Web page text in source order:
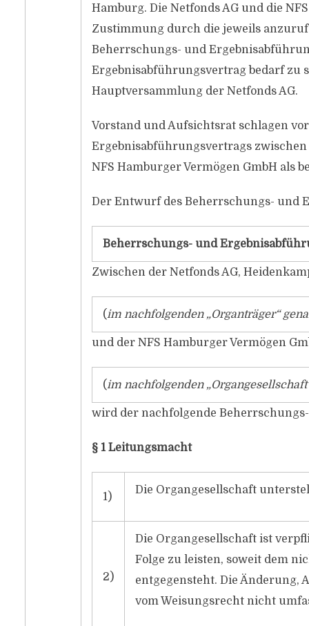
Hamburg. Die Netfonds AG und die
Zustimmung durch die jeweils
Beherrschungs- und
Ergebnisabführungsvertrag bedarf zu
Hauptversammlung der Netfonds AG.
Vorstand und Aufsichtsrat schlagen
Ergebnisabführungsvertrags
NFS Hamburger Vermögen GmbH als
Der Entwurf des Beherrschungs- und
Beherrschungs- und
Zwischen der Netfonds AG,
(im nachfolgenden „Organträger“
und der NFS Hamburger Vermögen
(im nachfolgenden
wird der nachfolgende
§ 1 Leitungsmacht
1)
Die Organgesellschaft
2)
Die Organgesellschaft ist
Folge zu leisten, soweit dem
entgegensteht. Die Änderung,
vom Weisungsrecht nicht